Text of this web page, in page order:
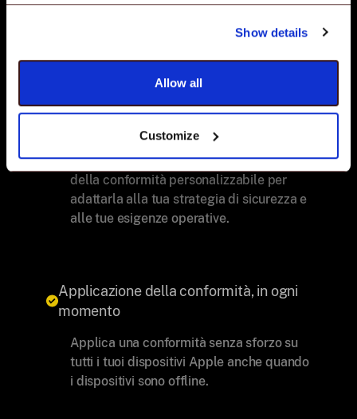
Show details
Allow all
Customize
Imposta la frequenza di monitoraggio
della conformità
Imposta una frequenza di monitoraggio
della conformità personalizzabile per
adattarla alla tua strategia di sicurezza e
alle tue esigenze operative.
Applicazione della conformità, in ogni
momento
Applica una conformità senza sforzo su
tutti i tuoi dispositivi Apple anche quando
i dispositivi sono offline.